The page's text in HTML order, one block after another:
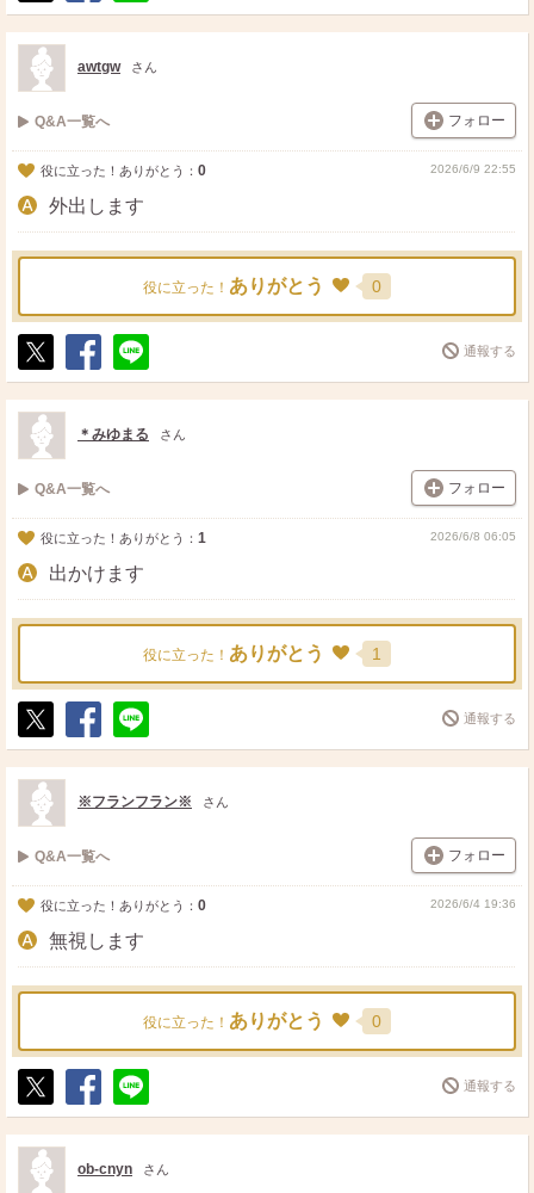
ポ
ス
ト
シ
ェ
送
る
awtgw さん
Q&A一覧へ フォロー
役に立った！ありがとう： 0 2026/6/9 22:55
外出します
役に立った！ ありがとう 0
ポ
ス
ト
シ
ェ
送
る
通報する
＊みゆまる さん
Q&A一覧へ フォロー
役に立った！ありがとう： 1 2026/6/8 06:05
出かけます
役に立った！ ありがとう 1
ポ
ス
ト
シ
ェ
送
る
通報する
※フランフラン※ さん
Q&A一覧へ フォロー
役に立った！ありがとう： 0 2026/6/4 19:36
無視します
役に立った！ ありがとう 0
ポ
ス
ト
シ
ェ
送
る
通報する
ob-cnyn さん